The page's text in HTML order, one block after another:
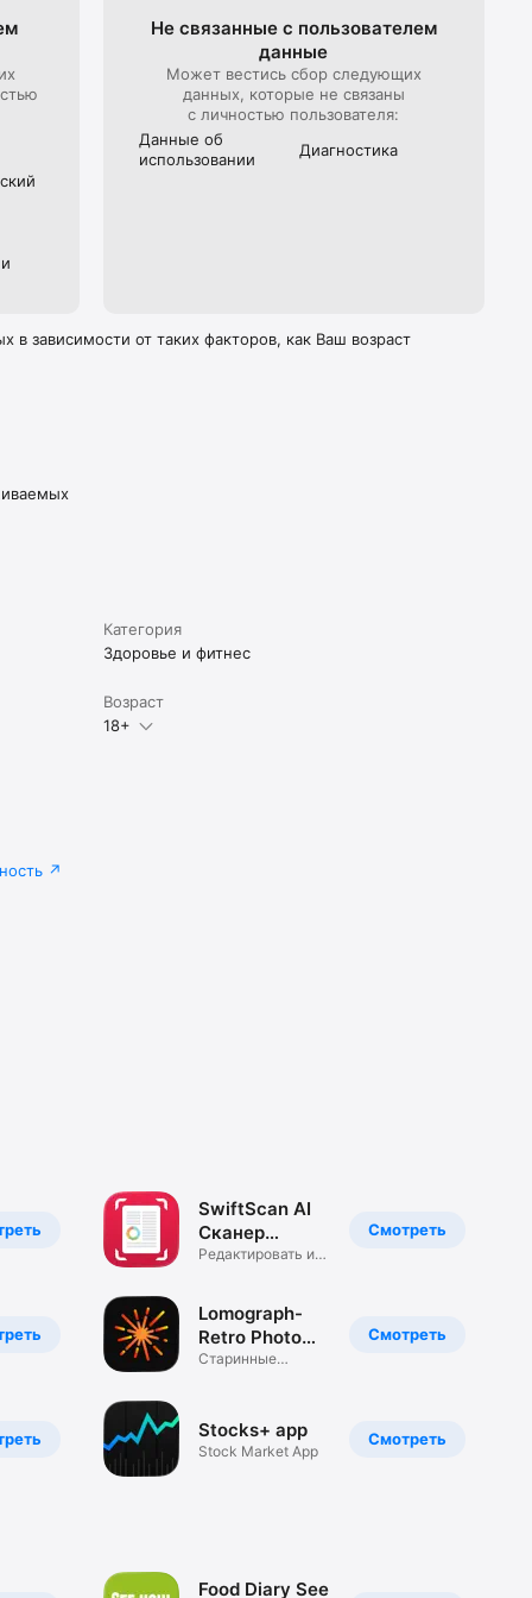
течение
Не связанные с пользова­телем
данные
Может вестись сбор следующих
данных, которые не связаны
с личностью пользователя:
Данные об
использова­нии
Диагностика
зависимости от таких факторов, как Ваш возраст
Категория
Здоровье и фитнес
Возраст
18+
Смотреть
SwiftScan AI
Сканер
документов
Редактировать и
Смотреть
Lomograph-
Retro Photo
Editor
Старинные
Смотреть
Stocks+ app
Stock Market App
Food Diary See